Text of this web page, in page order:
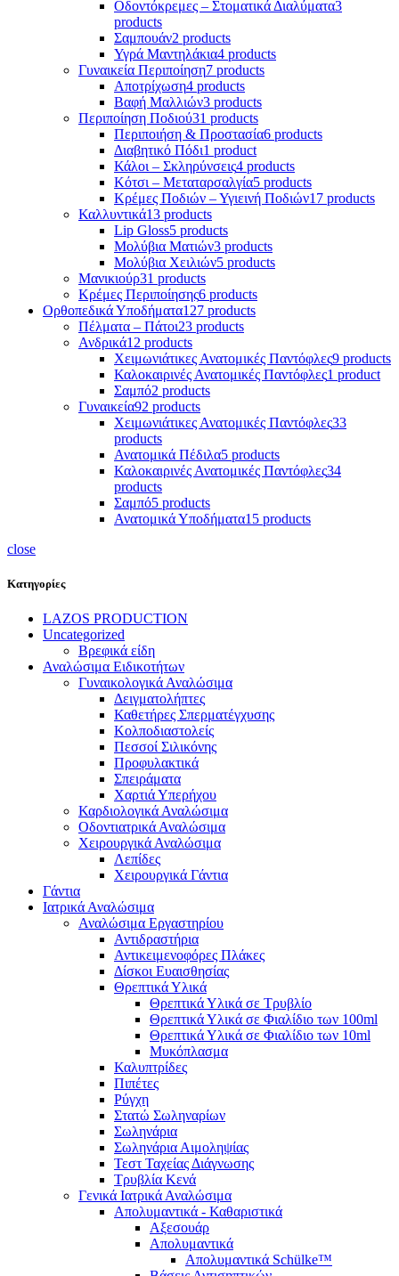
Οδοντόκρεμες – Στοματικά Διαλύματα3
products
Σαμπουάν2 products
Υγρά Μαντηλάκια4 products
Γυναικεία Περιποίηση7 products
Αποτρίχωση4 products
Βαφή Μαλλιών3 products
Περιποίηση Ποδιού31 products
Περιποιήση & Προστασία6 products
Διαβητικό Πόδι1 product
Κάλοι – Σκληρύνσεις4 products
Κότσι – Μεταταρσαλγία5 products
Κρέμες Ποδιών – Υγιεινή Ποδιών17 products
Καλλυντικά13 products
Lip Gloss5 products
Μολύβια Ματιών3 products
Μολύβια Χειλιών5 products
Μανικιούρ31 products
Κρέμες Περιποίησης6 products
Ορθοπεδικά Υποδήματα127 products
Πέλματα – Πάτοι23 products
Ανδρικά12 products
Χειμωνιάτικες Ανατομικές Παντόφλες9 products
Καλοκαιρινές Ανατομικές Παντόφλες1 product
Σαμπό2 products
Γυναικεία92 products
Χειμωνιάτικες Ανατομικές Παντόφλες33
products
Ανατομικά Πέδιλα5 products
Καλοκαιρινές Ανατομικές Παντόφλες34
products
Σαμπό5 products
Ανατομικά Υποδήματα15 products
close
Κατηγορίες
LAZOS PRODUCTION
Uncategorized
Βρεφικά είδη
Αναλώσιμα Ειδικοτήτων
Γυναικολογικά Αναλώσιμα
Δειγματολήπτες
Καθετήρες Σπερματέγχυσης
Κολποδιαστολείς
Πεσσοί Σιλικόνης
Προφυλακτικά
Σπειράματα
Χαρτιά Υπερήχου
Καρδιολογικά Αναλώσιμα
Οδοντιατρικά Αναλώσιμα
Χειρουργικά Αναλώσιμα
Λεπίδες
Χειρουργικά Γάντια
Γάντια
Ιατρικά Αναλώσιμα
Αναλώσιμα Εργαστηρίου
Αντιδραστήρια
Αντικειμενοφόρες Πλάκες
Δίσκοι Ευαισθησίας
Θρεπτικά Υλικά
Θρεπτικά Υλικά σε Τρυβλίο
Θρεπτικά Υλικά σε Φιαλίδιο των 100ml
Θρεπτικά Υλικά σε Φιαλίδιο των 10ml
Μυκόπλασμα
Καλυπτρίδες
Πιπέτες
Ρύγχη
Στατώ Σωληναρίων
Σωληνάρια
Σωληνάρια Αιμοληψίας
Τεστ Ταχείας Διάγνωσης
Τρυβλία Κενά
Γενικά Ιατρικά Αναλώσιμα
Απολυμαντικά - Καθαριστικά
Αξεσουάρ
Απολυμαντικά
Απολυμαντικά Schülke™